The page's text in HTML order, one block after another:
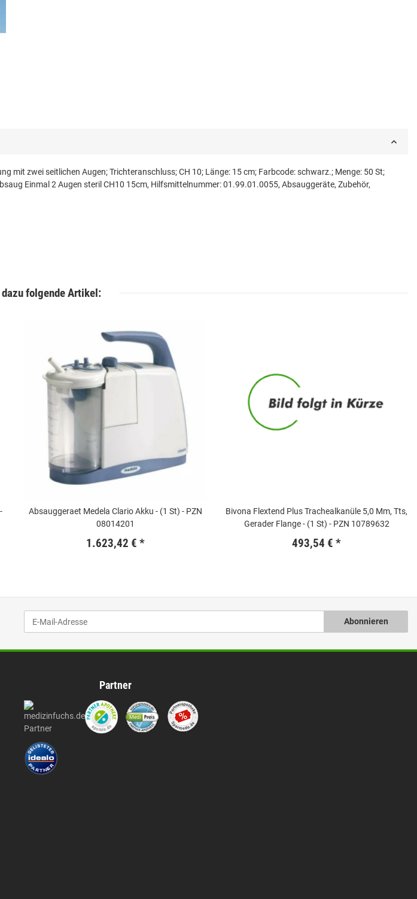
zwei seitlichen Augen; Trichteranschluss; CH 10; Länge: 15 cm; Farbcode: schwarz.; Menge: 50 St;
Einmal 2 Augen steril CH10 15cm, Hilfsmittelnummer: 01.99.01.0055, Absauggeräte, Zubehör,
dazu folgende Artikel:
Absauggeraet Medela Clario Akku - (1 St) - PZN
08014201
1.623,42 € *
Bivona Flextend Plus Trachealkanüle 5,0 Mm, Tts,
Gerader Flange - (1 St) - PZN 10789632
493,54 € *
Abonnieren
Partner